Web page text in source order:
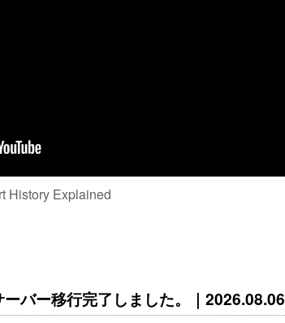
History Explained
ーバー移行完了しました。｜2026.08.06